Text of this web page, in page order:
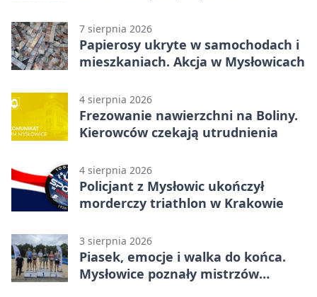
7 sierpnia 2026
Papierosy ukryte w samochodach i
mieszkaniach. Akcja w Mysłowicach
4 sierpnia 2026
Frezowanie nawierzchni na Boliny.
Kierowców czekają utrudnienia
4 sierpnia 2026
Policjant z Mysłowic ukończył
morderczy triathlon w Krakowie
3 sierpnia 2026
Piasek, emocje i walka do końca.
Mysłowice poznały mistrzów